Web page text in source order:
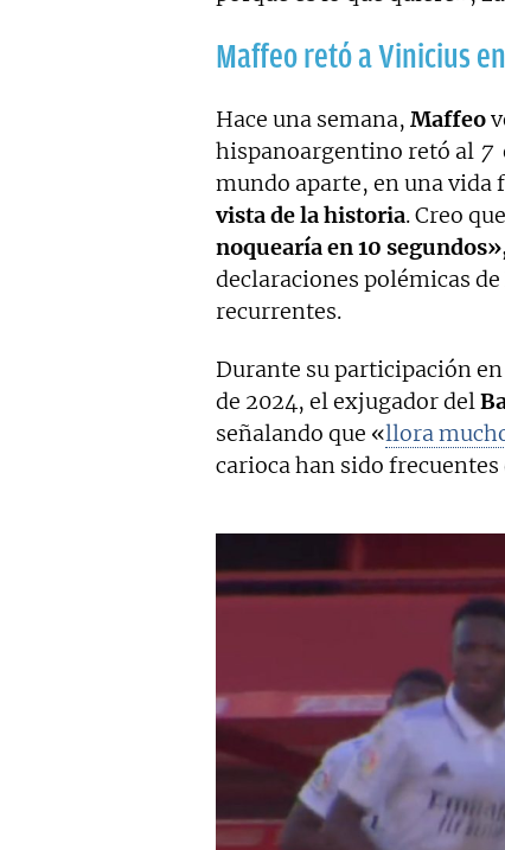
Maffeo retó a Vinicius
Hace una semana, Maffeo
hispanoargentino retó al 7
mundo aparte, en una vida
vista de la historia. Creo
noquearía en 10
declaraciones polémicas de
recurrentes.
Durante su participación
de 2024, el exjugador del
señalando que «llora
carioca han sido